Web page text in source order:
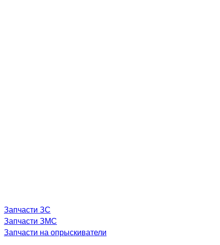
Запчасти ЗС
Запчасти ЗМС
Запчасти на опрыскиватели